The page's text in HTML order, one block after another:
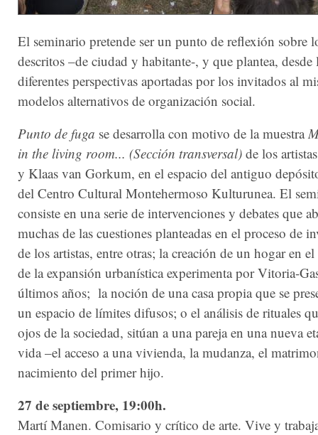
El seminario pretende ser un punto de reflexión sobre
descritos –de ciudad y habitante-, y que plantea, desde
diferentes perspectivas aportadas por los invitados al
modelos alternativos de organización social.
Punto de fuga se desarrolla con motivo de la muestra
in the living room... (Sección transversal) de los
y Klaas van Gorkum, en el espacio del antiguo
del Centro Cultural Montehermoso Kulturunea. El
consiste en una serie de intervenciones y debates que
muchas de las cuestiones planteadas en el proceso de
de los artistas, entre otras; la creación de un hogar en
de la expansión urbanística experimenta por Vitoria-
últimos años; la noción de una casa propia que se
un espacio de límites difusos; o el análisis de rituales
ojos de la sociedad, sitúan a una pareja en una nueva
vida –el acceso a una vivienda, la mudanza, el
nacimiento del primer hijo.
27 de septiembre, 19:00h.
Martí Manen. Comisario y crítico de arte. Vive y